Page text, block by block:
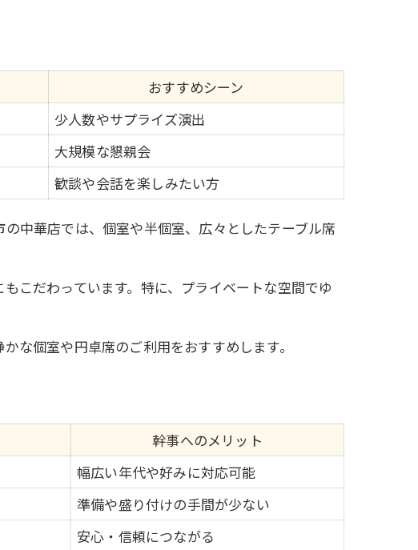
おすすめシーン
少人数やサプライズ演出
大規模な懇親会
歓談や会話を楽しみたい方
中華店では、個室や半個室、広々としたテーブル席
こだわっています。特に、プライベートな空間でゆ
な個室や円卓席のご利用をおすすめします。
幹事へのメリット
幅広い年代や好みに対応可能
準備や盛り付けの手間が少ない
安心・信頼につながる